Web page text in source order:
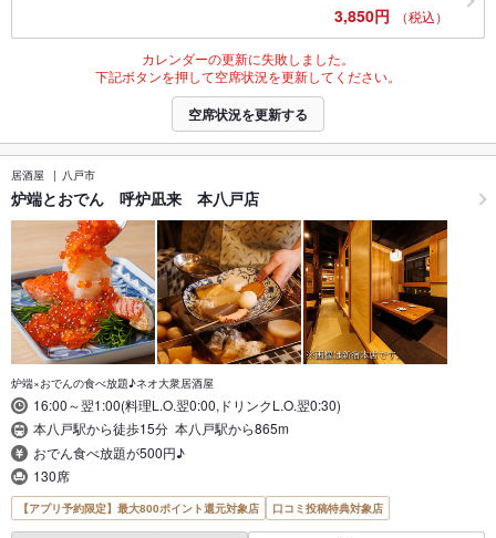
3,850円 （税込）
カレンダーの更新に失敗しました。
下記ボタンを押して空席状況を更新してください。
空席状況を更新する
居酒屋 八戸市
炉端とおでん 呼炉凪来 本八戸店
炉端×おでんの食べ放題♪ネオ大衆居酒屋
16:00～翌1:00(料理L.O.翌0:00,ドリンクL.O.翌0:30)
本八戸駅から徒歩15分 本八戸駅から865m
おでん食べ放題が500円♪
130席
【アプリ予約限定】最大800ポイント還元対象店 口コミ投稿特典対象店